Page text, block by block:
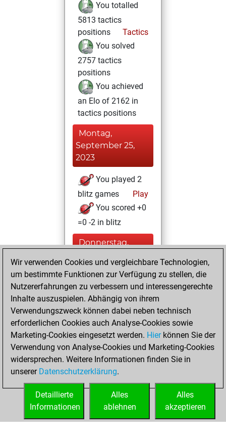
You totalled
5813 tactics
positions
Tactics
You solved
2757 tactics
positions
You achieved
an Elo of 2162 in
tactics positions
Montag,
September 25,
2023
You played 2
blitz games
Play
You scored +0
=0 -2 in blitz
Donnerstag,
You achieved a
BeautyScore of 8
Fritz
achieved a new Elo
of 1591
You created
your Fritz account
You created
your Studies account
Studies
Wir verwenden Cookies und vergleichbare Technologien,
um bestimmte Funktionen zur Verfügung zu stellen, die
Nutzererfahrungen zu verbessern und interessengerechte
Inhalte auszuspielen. Abhängig von ihrem
Verwendungszweck können dabei neben technisch
erforderlichen Cookies auch Analyse-Cookies sowie
Marketing-Cookies eingesetzt werden. Hierkönnen Sie der
Verwendung von Analyse-Cookies und Marketing-Cookies
widersprechen. Weitere Informationen finden Sie in
unserer Datenschutzerklärung.
Alles
akzeptieren
Alles
ablehnen
Detaillierte
Informationen